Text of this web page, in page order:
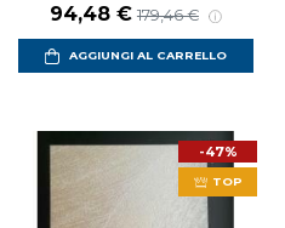
Prezzo scontato
94,48 € Prezzo di listino
179,46 €
AGGIUNGI AL CARRELLO
-47%
TOP